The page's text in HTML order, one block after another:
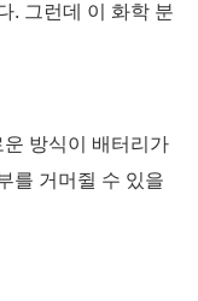
. 그런데 이 화학 분
방식이 배터리가
를 거머쥘 수 있을